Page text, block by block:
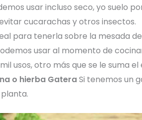
usar incluso seco, yo suelo
cucarachas y otros insectos.
para tenerla sobre la mesada
usar al momento de
usos, otro más que se le suma
o hierba GateraSi tenemos un